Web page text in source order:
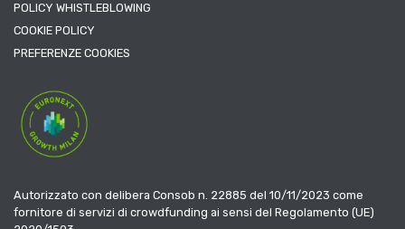
POLICY WHISTLEBLOWING
COOKIE POLICY
PREFERENZE COOKIES
Autorizzato con delibera Consob n. 22885 del 10/11/2023 come
fornitore di servizi di crowdfunding ai sensi del Regolamento (UE)